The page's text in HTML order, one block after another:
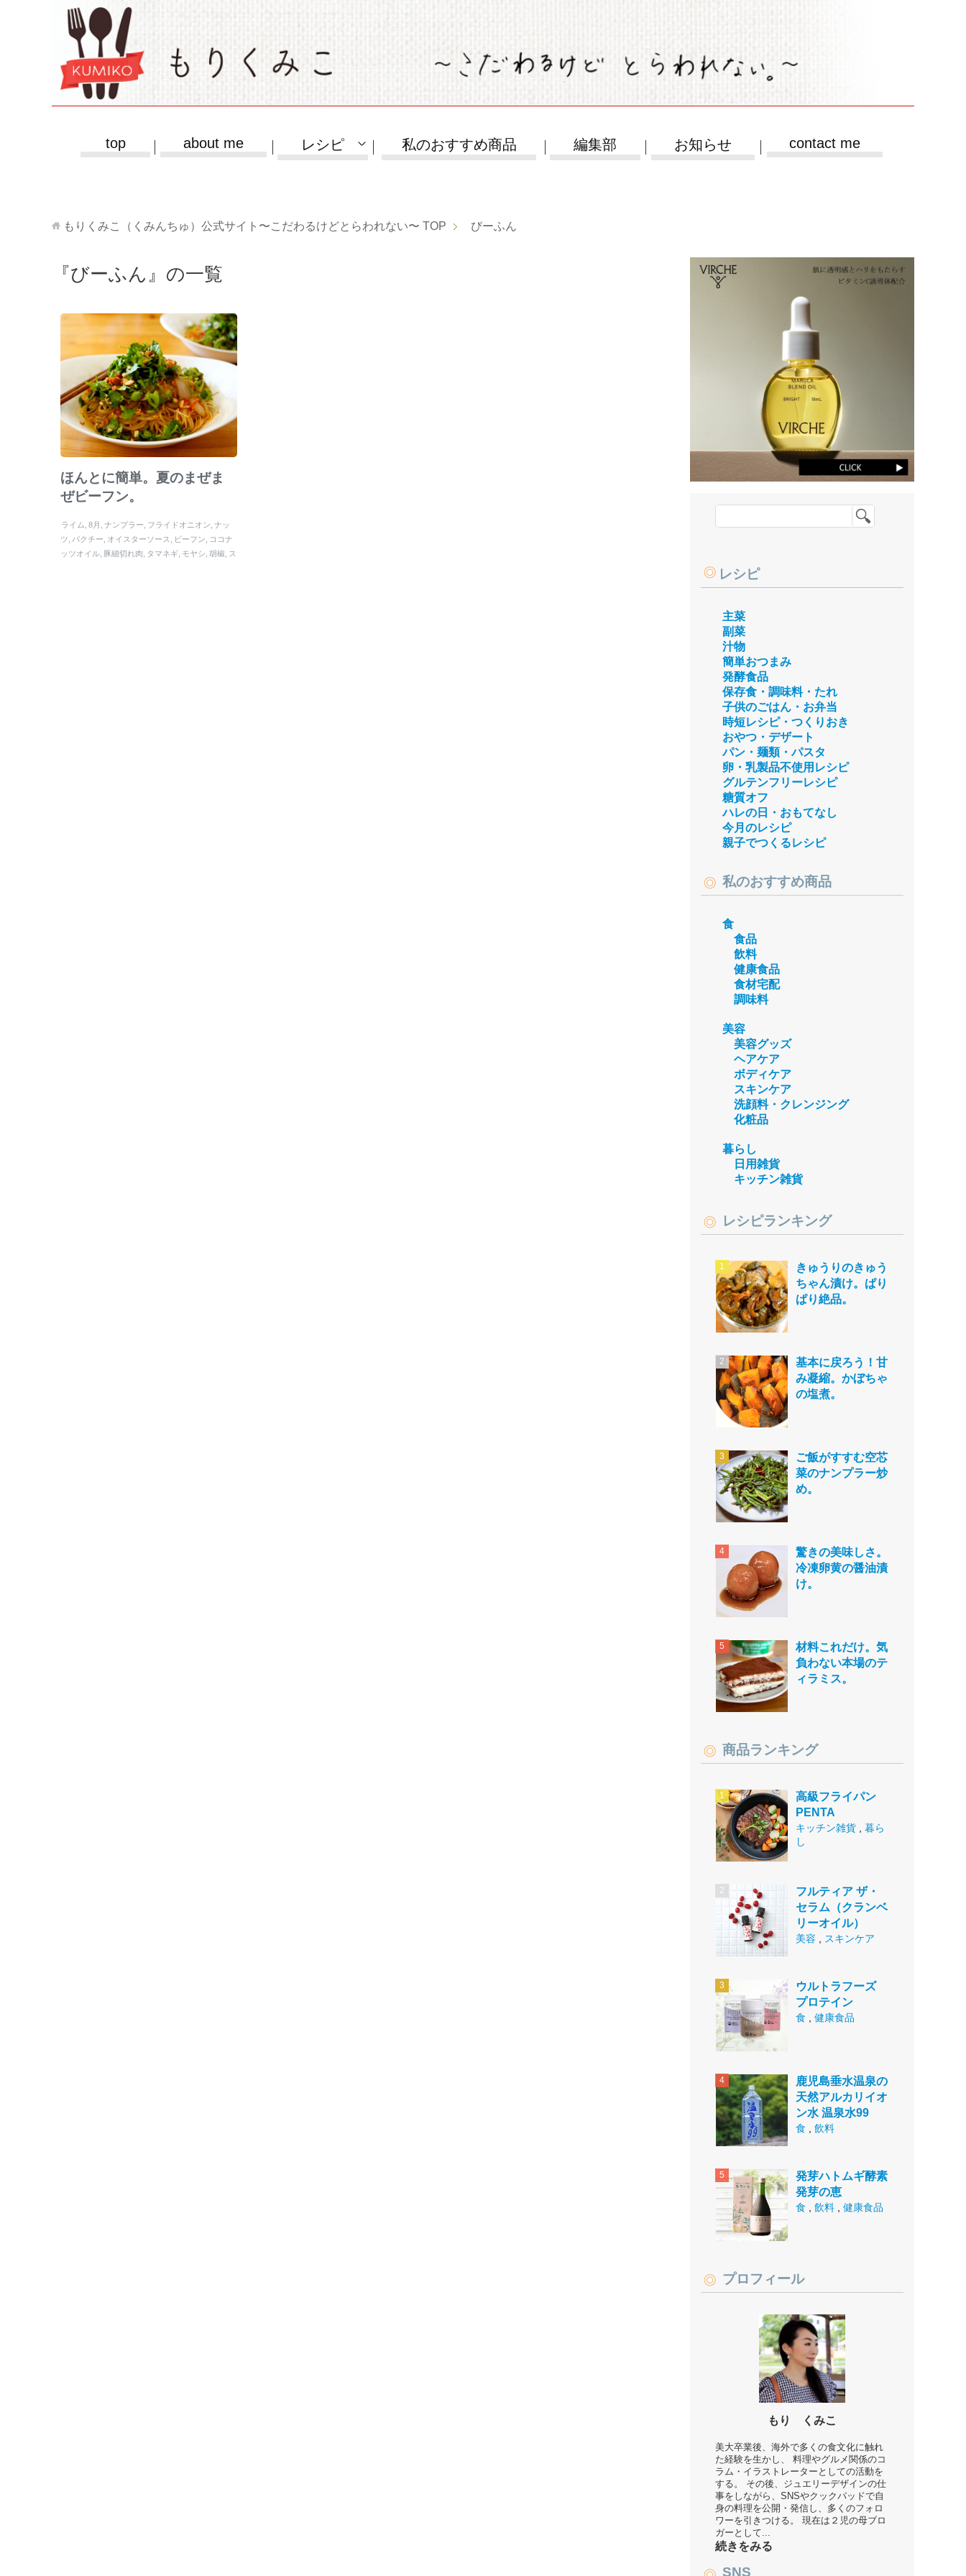
top about me レシピ 私のおすすめ商品 編集部 お知らせ contact me
もりくみこ（くみんちゅ）公式サイト〜こだわるけどとらわれない〜 TOP びーふん
『びーふん』の一覧
ほんとに簡単。夏のまぜま
ぜビーフン。
ライム 8月 ナンプラー フライドオニオン ナッ
ツ パクチー オイスターソース ビーフン
ココナ
ッツオイル 豚細切れ肉 タマネギ モヤシ 胡椒
ス
レシピ
主菜
副菜
汁物
簡単おつまみ
発酵食品
保存食・調味料・たれ
子供のごはん・お弁当
時短レシピ・つくりおき
おやつ・デザート
パン・麺類・パスタ
卵・乳製品不使用レシピ
グルテンフリーレシピ
糖質オフ
ハレの日・おもてなし
今月のレシピ
親子でつくるレシピ
私のおすすめ商品
食
食品
飲料
健康食品
食材宅配
調味料
美容
美容グッズ
ヘアケア
ボディケア
スキンケア
洗顔料・クレンジング
化粧品
暮らし
日用雑貨
キッチン雑貨
レシピランキング
きゅうりのきゅう
ちゃん漬け。ぱり
ぱり絶品。
基本に戻ろう！甘
み凝縮。かぼちゃ
の塩煮。
ご飯がすすむ空芯
菜のナンプラー炒
め。
驚きの美味しさ。
冷凍卵黄の醤油漬
け。
材料これだけ。気
負わない本場のテ
ィラミス。
商品ランキング
高級フライパン
PENTA
キッチン雑貨
暮ら
し
フルティア ザ・
セラム（クランベ
リーオイル）
美容 スキンケア
ウルトラフーズ
プロテイン
食 健康食品
鹿児島垂水温泉の
天然アルカリイオ
ン水 温泉水99
食 飲料
発芽ハトムギ酵素
発芽の恵
食 飲料 健康食品
プロフィール
もり くみこ
美大卒業後、海外で多くの食文化に触れ
た経験を生かし、 料理やグルメ関係のコ
ラム・イラストレーターとしての活動を
する。 その後、ジュエリーデザインの仕
事をしながら、SNSやクックパッドで自
身の料理を公開・発信し、多くのフォロ
ワーを引きつける。 現在は２児の母ブロ
ガーとして...
続きをみる
SNS